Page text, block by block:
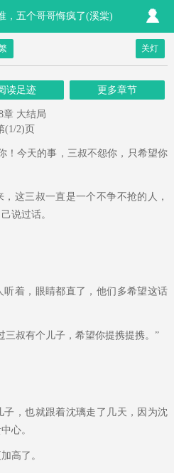
，五个哥哥悔疯了(溪棠)
关灯
读足迹 更多章节
章 大结局
(1/2)页
！今天的事，三叔不怨你，只希望你
这三叔一直是一个不争不抢的人，
说过话。
着，眼睛都直了，他们多希望这话
三叔有个儿子，希望你提携提携。”
子，也就跟着沈璃走了几天，因为沈
心。
高了。